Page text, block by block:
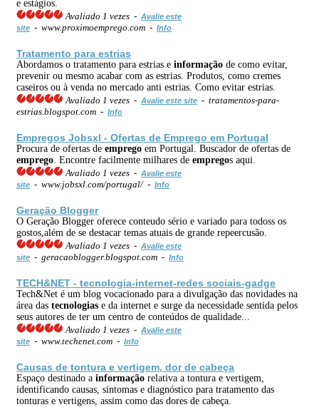
e estágios.
Avaliado 1 vezes - Avalie este
site - www.proximoemprego.com - Info
Tratamento para estrias
Abordamos o tratamento para estrias e informação de como evitar,
prevenir ou mesmo acabar com as estrias. Produtos, como cremes
caseiros ou à venda no mercado anti estrias. Como evitar estrias.
Avaliado 1 vezes - Avalie este site - tratamentos-para-
estrias.blogspot.com - Info
Empregos Jobsxl - Ofertas de Emprego em Portugal
Procura de ofertas de emprego em Portugal. Buscador de ofertas de
emprego . Encontre facilmente milhares de empregos aqui.
Avaliado 1 vezes - Avalie este
site - www.jobsxl.com/portugal/ - Info
Geração Blogger
O Geração Blogger oferece conteudo sério e variado para todoss os
gostos,além de se destacar temas atuais de grande repeercusão.
Avaliado 1 vezes - Avalie este
site - geracaoblogger.blogspot.com - Info
TECH&NET - tecnologia-internet-redes sociais-gadge
Tech&Net é um blog vocacionado para a divulgação das novidades na
área das tecnologias e da internet e surge da necessidade sentida pelos
seus autores de ter um centro de conteúdos de qualidade...
Avaliado 1 vezes - Avalie este
site - www.techenet.com - Info
Causas de tontura e vertigem, dor de cabeça
Espaço destinado a informação relativa a tontura e vertigem,
identificando causas, sintomas e diagnóstico para tratamento das
tonturas e vertigens, assim como das dores de cabeça.